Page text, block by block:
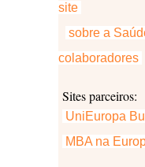
site
sobre a
colaboradores
Sites parceiros:
UniEuropa
MBA na